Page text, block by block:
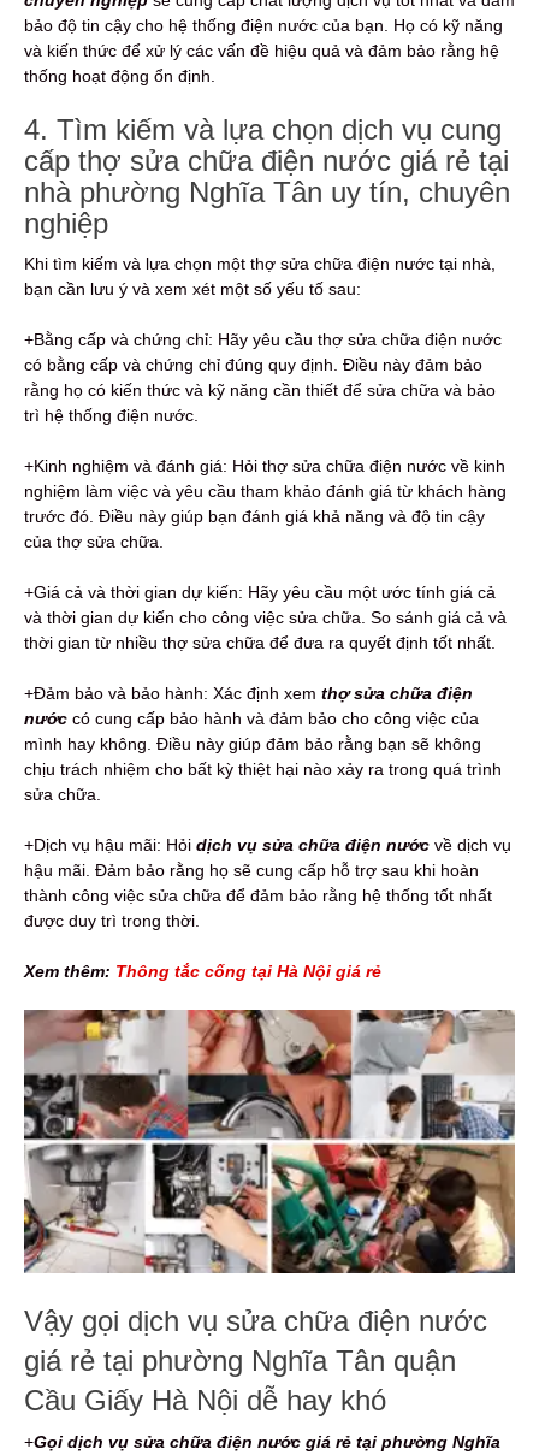
bảo độ tin cậy cho hệ thống điện nước của bạn. Họ có kỹ năng
và kiến thức để xử lý các vấn đề hiệu quả và đảm bảo rằng hệ
thống hoạt động ổn định.
4. Tìm kiếm và lựa chọn dịch vụ cung
cấp thợ sửa chữa điện nước giá rẻ tại
nhà phường Nghĩa Tân uy tín, chuyên
nghiệp
Khi tìm kiếm và lựa chọn một thợ sửa chữa điện nước tại nhà,
bạn cần lưu ý và xem xét một số yếu tố sau:
+Bằng cấp và chứng chỉ: Hãy yêu cầu thợ sửa chữa điện nước
có bằng cấp và chứng chỉ đúng quy định. Điều này đảm bảo
rằng họ có kiến thức và kỹ năng cần thiết để sửa chữa và bảo
trì hệ thống điện nước.
+Kinh nghiệm và đánh giá: Hỏi thợ sửa chữa điện nước về kinh
nghiệm làm việc và yêu cầu tham khảo đánh giá từ khách hàng
trước đó. Điều này giúp bạn đánh giá khả năng và độ tin cậy
của thợ sửa chữa.
+Giá cả và thời gian dự kiến: Hãy yêu cầu một ước tính giá cả
và thời gian dự kiến ​​cho công việc sửa chữa. So sánh giá cả và
thời gian từ nhiều thợ sửa chữa để đưa ra quyết định tốt nhất.
+Đảm bảo và bảo hành: Xác định xem thợ sửa chữa điện
nước có cung cấp bảo hành và đảm bảo cho công việc của
mình hay không. Điều này giúp đảm bảo rằng bạn sẽ không
chịu trách nhiệm cho bất kỳ thiệt hại nào xảy ra trong quá trình
sửa chữa.
+Dịch vụ hậu mãi: Hỏi dịch vụ sửa chữa điện nước về dịch vụ
hậu mãi. Đảm bảo rằng họ sẽ cung cấp hỗ trợ sau khi hoàn
thành công việc sửa chữa để đảm bảo rằng hệ thống tốt nhất
được duy trì trong thời.
Xem thêm: Thông tắc cống tại Hà Nội giá rẻ
Vậy gọi dịch vụ sửa chữa điện nước
giá rẻ tại phường Nghĩa Tân quận
Cầu Giấy Hà Nội dễ hay khó
+Gọi dịch vụ sửa chữa điện nước giá rẻ tại phường Nghĩa